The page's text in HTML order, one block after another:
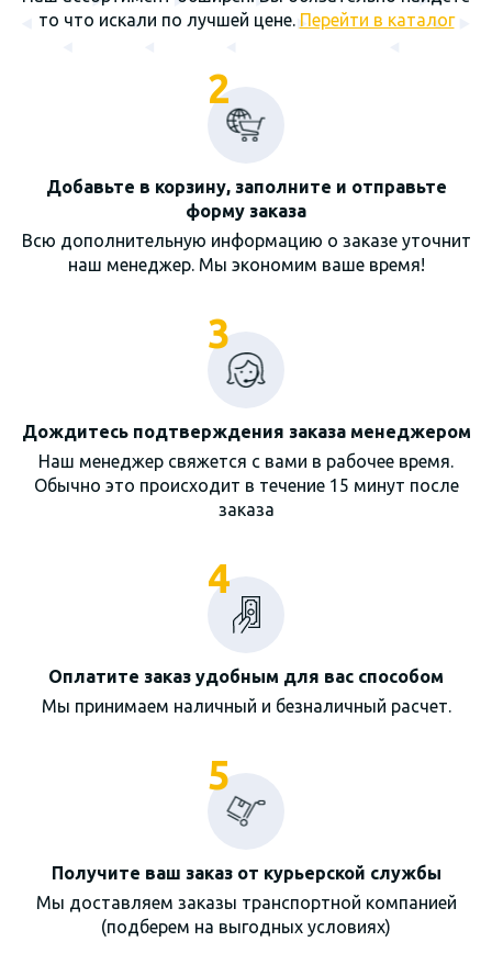
то что искали по лучшей цене. Перейти в каталог
2
Добавьте в корзину, заполните и отправьте
форму заказа
Всю дополнительную информацию о заказе уточнит
наш менеджер. Мы экономим ваше время!
3
Дождитесь подтверждения заказа менеджером
Наш менеджер свяжется с вами в рабочее время.
Обычно это происходит в течение 15 минут после
заказа
4
Оплатите заказ удобным для вас способом
Мы принимаем наличный и безналичный расчет.
5
Получите ваш заказ от курьерской службы
Мы доставляем заказы транспортной компанией
(подберем на выгодных условиях)